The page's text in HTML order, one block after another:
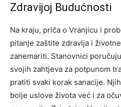
Zdravijoj Budućnosti
Na kraju, priča o Vranjicu i
pitanje zaštite zdravlja i
zanemariti. Stanovnici
svojih zahtjeva za potpunom
pratiti svaki korak sanacije.
bolje uslove života već i za